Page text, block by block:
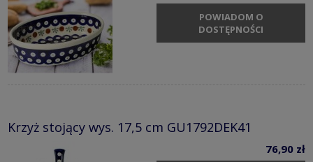
POWIADOM O
DOSTĘPNOŚCI
Krzyż stojący wys. 17,5 cm GU1792DEK41
76,90 zł